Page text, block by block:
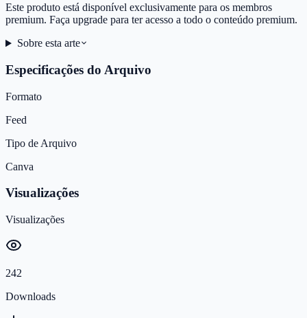
Este produto está disponível exclusivamente para os membros
premium. Faça upgrade para ter acesso a todo o conteúdo premium.
Sobre esta arte
Especificações do Arquivo
Formato
Feed
Tipo de Arquivo
Canva
Visualizações
Visualizações
242
Downloads